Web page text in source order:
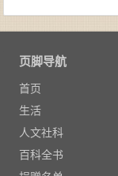
页脚导航
首页
生活
人文社科
百科全书